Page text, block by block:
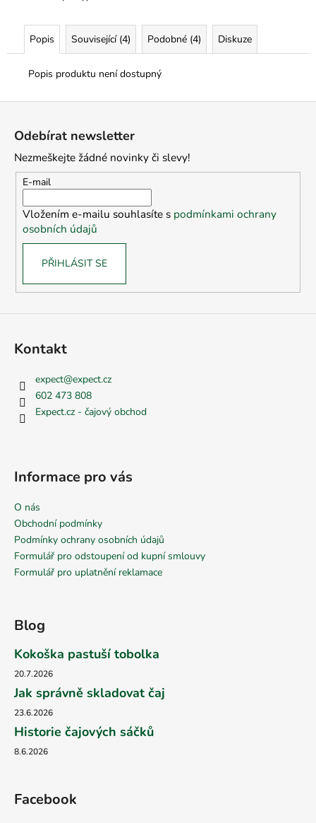
Popis Související (4) Podobné (4) Diskuze
Popis produktu není dostupný
Odebírat newsletter
Nezmeškejte žádné novinky či slevy!
E-mail
Vložením e-mailu souhlasíte s podmínkami ochrany
osobních údajů
PŘIHLÁSIT SE
Kontakt
expect@expect.cz
602 473 808
Expect.cz - čajový obchod
Informace pro vás
O nás
Obchodní podmínky
Podmínky ochrany osobních údajů
Formulář pro odstoupení od kupní smlouvy
Formulář pro uplatnění reklamace
Blog
Kokoška pastuší tobolka
20.7.2026
Jak správně skladovat čaj
23.6.2026
Historie čajových sáčků
8.6.2026
Facebook